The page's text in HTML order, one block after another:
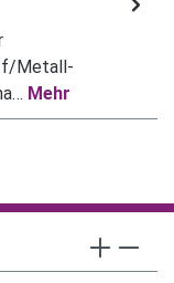
Metall-
Mehr